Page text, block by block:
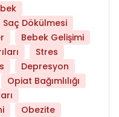
Saç Dökülmesi
Bebek Gelişimi
Stres
Depresyon
Opiat Bağımlılığı
Obezite